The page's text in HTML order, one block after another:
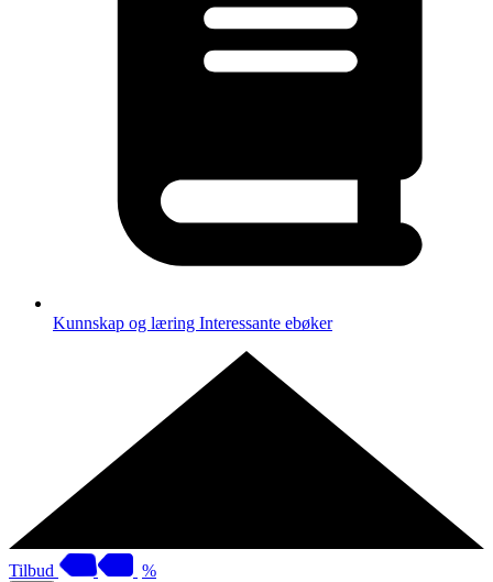
Kunnskap og læring Interessante ebøker
Tilbud %